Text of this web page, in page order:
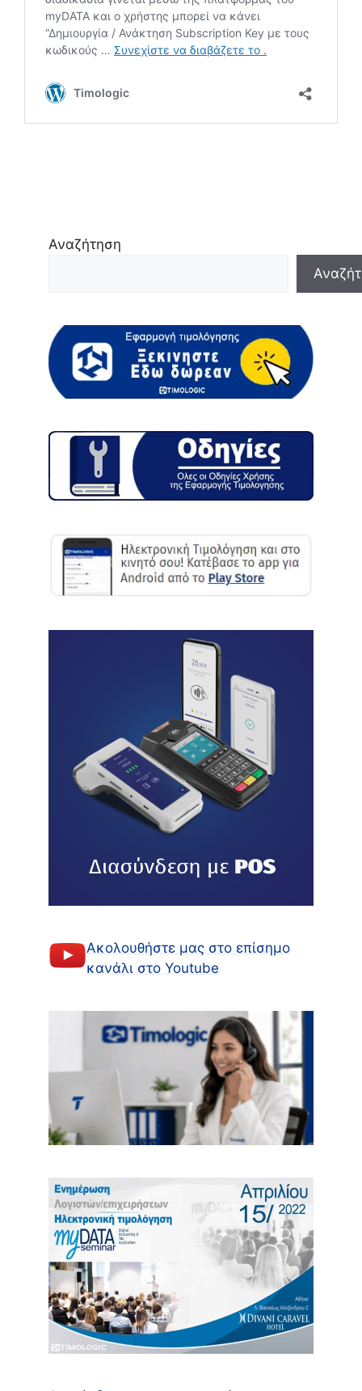
Αναζήτηση
Ακολουθήστε μας στο επίσημο
κανάλι στο Youtube